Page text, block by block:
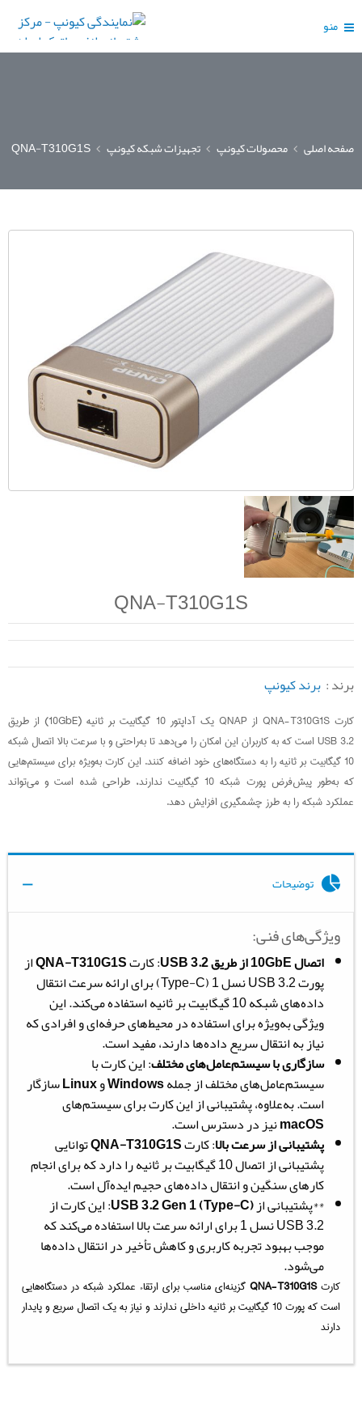
منو
صفحه اصلی محصولات کیونپ تجهیزات شبکه کیونپ QNA-T310G1S
QNA-T310G1S
برند : برند کیونپ
کارت QNA-T310G1S از QNAP یک آداپتور 10 گیگابیت بر ثانیه (10GbE) از طریق
USB 3.2 است که به کاربران این امکان را می‌دهد تا به‌راحتی و با سرعت بالا اتصال شبکه
10 گیگابیت بر ثانیه را به دستگاه‌های خود اضافه کنند. این کارت به‌ویژه برای سیستم‌هایی
که به‌طور پیش‌فرض پورت شبکه 10 گیگابیت ندارند، طراحی شده است و می‌تواند
عملکرد شبکه را به طرز چشمگیری افزایش دهد.
توضیحات
ویژگی‌های فنی:
اتصال 10GbE از طریق USB 3.2 : کارتQNA-T310G1Sاز
پورت USB 3.2 نسل 1 (Type-C) برای ارائه سرعت انتقال
داده‌های شبکه 10 گیگابیت بر ثانیه استفاده می‌کند. این
ویژگی به‌ویژه برای استفاده در محیط‌های حرفه‌ای و افرادی که
نیاز به انتقال سریع داده‌ها دارند، مفید است.
سازگاری با سیستم‌عامل‌های مختلف: این کارت با
سیستم‌عامل‌های مختلف از جملهWindowsوLinuxسازگار
است. به‌علاوه، پشتیبانی از این کارت برای سیستم‌های
macOSنیز در دسترس است.
پشتیبانی از سرعت بالا: کارتQNA-T310G1Sتوانایی
پشتیبانی از اتصال 10 گیگابیت بر ثانیه را دارد که برای انجام
کارهای سنگین و انتقال داده‌های حجیم ایده‌آل است.
**پشتیبانی ازUSB 3.2 Gen 1 (Type-C): این کارت از
USB 3.2 نسل 1 برای ارائه سرعت بالا استفاده می‌کند که
موجب بهبود تجربه کاربری و کاهش تأخیر در انتقال داده‌ها
می‌شود.
کارتQNA-T310G1S گزینه‌ای مناسب برای ارتقاء عملکرد شبکه در دستگاه‌هایی
است که پورت 10 گیگابیت بر ثانیه داخلی ندارند و نیاز به یک اتصال سریع و پایدار
دارند